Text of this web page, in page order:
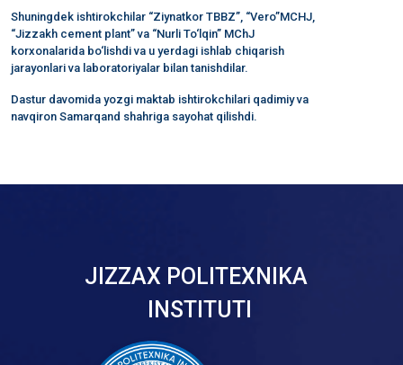
Shuningdek ishtirokchilar “Ziynatkor TBBZ”, “Vero”MCHJ,
“Jizzakh cement plant” va “Nurli To‘lqin” MChJ
korxonalarida bo‘lishdi va u yerdagi ishlab chiqarish
jarayonlari va laboratoriyalar bilan tanishdilar.
Dastur davomida yozgi maktab ishtirokchilari qadimiy va
navqiron Samarqand shahriga sayohat qilishdi.
JIZZAX POLITEXNIKA
INSTITUTI